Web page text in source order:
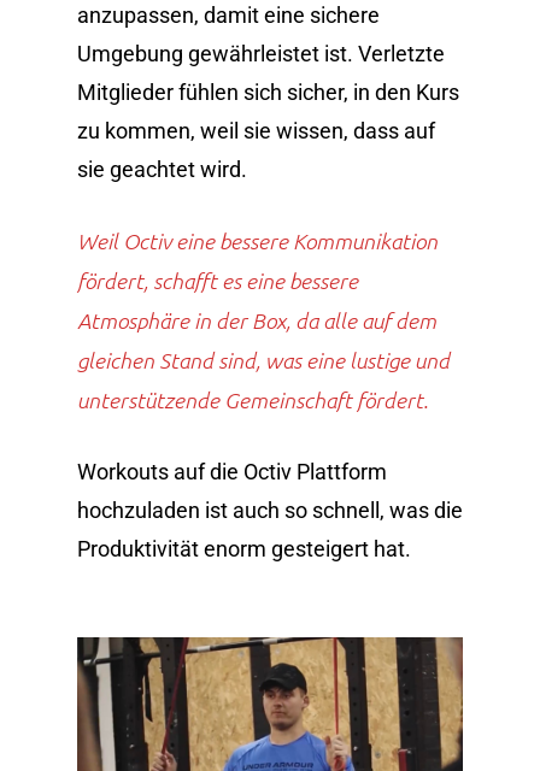
anzupassen, damit eine sichere
Umgebung gewährleistet ist. Verletzte
Mitglieder fühlen sich sicher, in den Kurs
zu kommen, weil sie wissen, dass auf
sie geachtet wird.
Weil Octiv eine bessere Kommunikation
fördert, schafft es eine bessere
Atmosphäre in der Box, da alle auf dem
gleichen Stand sind, was eine lustige und
unterstützende Gemeinschaft fördert.
Workouts auf die Octiv Plattform
hochzuladen ist auch so schnell, was die
Produktivität enorm gesteigert hat.